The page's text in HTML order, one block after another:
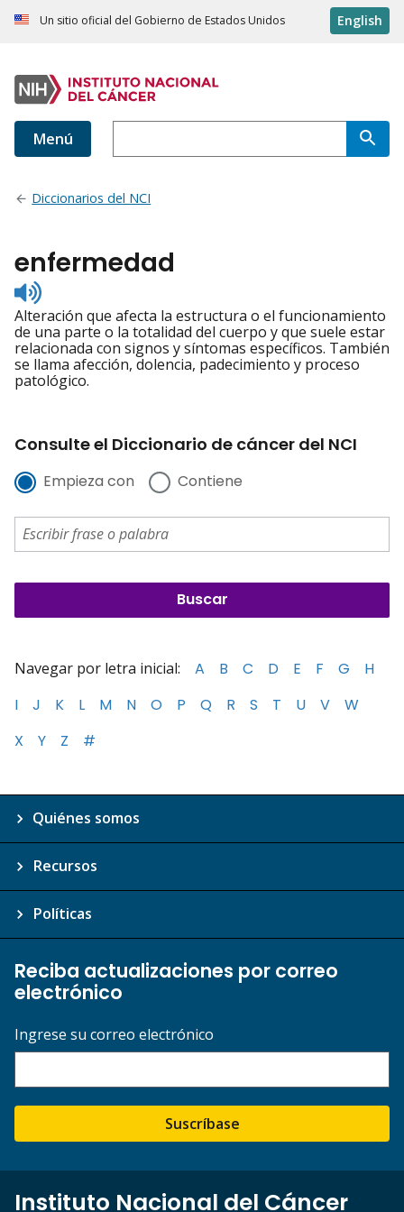
Un sitio oficial del Gobierno de Estados Unidos English
Menú
Diccionarios del NCI
enfermedad
Listen
to
pronunciation
Alteración que afecta la estructura o el funcionamiento
de una parte o la totalidad del cuerpo y que suele estar
relacionada con signos y síntomas específicos. También
se llama afección, dolencia, padecimiento y proceso
patológico.
Consulte el Diccionario de cáncer del NCI
Empieza con Contiene
Navegar por letra inicial: A B C D E F G
H
I
J K L M N O P Q R S T U V
W
X
Y Z #
Quiénes somos
Recursos
Políticas
Reciba actualizaciones por correo
electrónico
Ingrese su correo electrónico
Suscríbase
Instituto Nacional del Cáncer